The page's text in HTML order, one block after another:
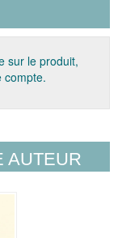
sur le produit,
compte.
AUTEUR